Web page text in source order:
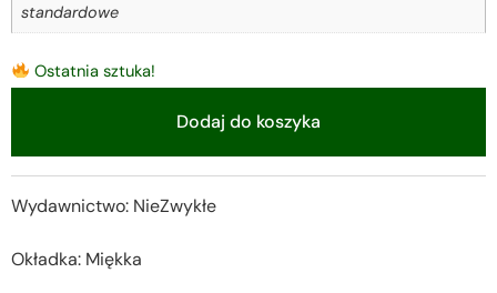
standardowe
Ostatnia sztuka!
Dodaj do koszyka
Wydawnictwo: NieZwykłe
Okładka: Miękka